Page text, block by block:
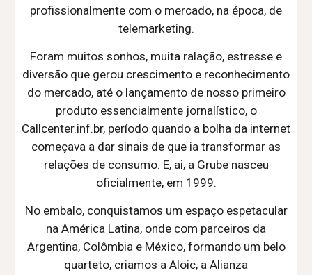
profissionalmente com o mercado, na época, de
telemarketing.
Foram muitos sonhos, muita ralação, estresse e
diversão que gerou crescimento e reconhecimento
do mercado, até o lançamento de nosso primeiro
produto essencialmente jornalístico, o
Callcenter.inf.br, período quando a bolha da internet
começava a dar sinais de que ia transformar as
relações de consumo. E, ai, a Grube nasceu
oficialmente, em 1999.
No embalo, conquistamos um espaço espetacular
na América Latina, onde com parceiros da
Argentina, Colômbia e México, formando um belo
quarteto, criamos a Aloic, a Alianza